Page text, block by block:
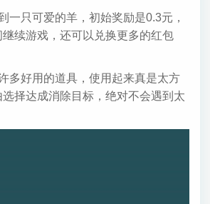
一只可爱的羊，初始奖励是0.3元，
续游戏，还可以兑换更多的红包
多好用的道具，使用起来真是太方
择达成消除目标，绝对不会遇到太